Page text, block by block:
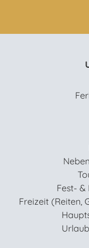
Fest-
Freizeit (Reiten,